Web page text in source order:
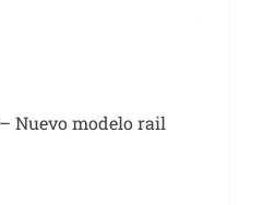
Nuevo modelo rail